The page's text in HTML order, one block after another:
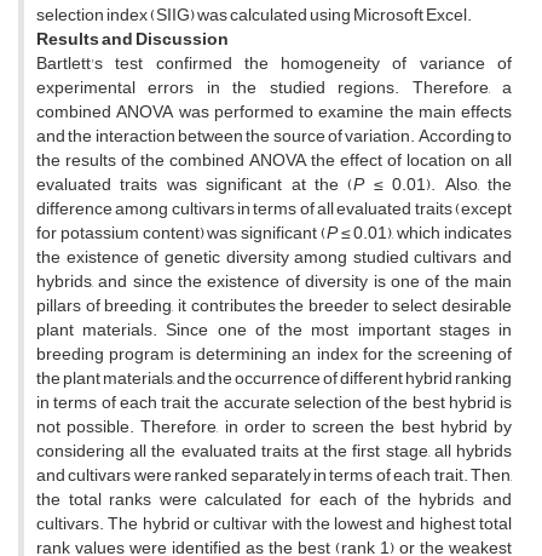
selection index (SIIG) was calculated using Microsoft Excel.
Results and Discussion
Bartlett's test confirmed the homogeneity of variance of
experimental errors in the studied regions. Therefore, a
combined ANOVA was performed to examine the main effects
and the interaction between the source of variation. According to
the results of the combined ANOVA, the effect of location on all
evaluated traits was significant at the (P ≤ 0.01). Also, the
difference among cultivars in terms of all evaluated traits (except
for potassium content) was significant (P≤ 0.01), which indicates
the existence of genetic diversity among studied cultivars and
hybrids, and since the existence of diversity is one of the main
pillars of breeding, it contributes the breeder to select desirable
plant materials. Since one of the most important stages in
breeding program is determining an index for the screening of
the plant materials, and the occurrence of different hybrid ranking
in terms of each trait, the accurate selection of the best hybrid is
not possible. Therefore, in order to screen the best hybrid by
considering all the evaluated traits at the first stage, all hybrids
and cultivars were ranked separately in terms of each trait. Then,
the total ranks were calculated for each of the hybrids and
cultivars. The hybrid or cultivar with the lowest and highest total
rank values ​​were identified as the best (rank 1) or the weakest